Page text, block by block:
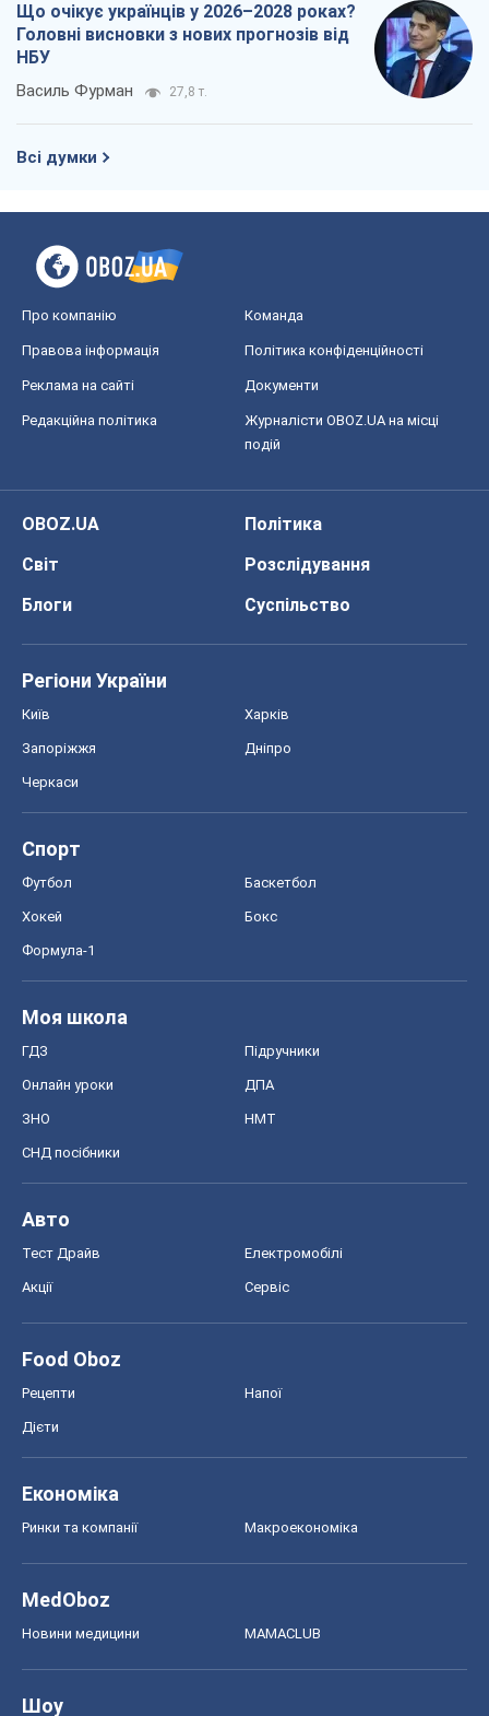
Що очікує українців у 2026–2028 роках?
Головні висновки з нових прогнозів від
НБУ
Василь Фурман 27,8 т.
Всі думки
Про компанію Команда
Правова інформація Політика конфіденційності
Реклама на сайті Документи
Редакційна політика
Журналісти OBOZ.UA на місці
подій
OBOZ.UA
Політика
Світ
Розслідування
Блоги
Суспільство
Регіони України
Київ Харків
Запоріжжя Дніпро
Черкаси
Спорт
Футбол Баскетбол
Хокей Бокс
Формула-1
Моя школа
ГДЗ Підручники
Онлайн уроки ДПА
ЗНО НМТ
СНД посібники
Авто
Тест Драйв Електромобілі
Акції Сервіс
Food Oboz
Рецепти Напої
Дієти
Економіка
Ринки та компанії Макроекономіка
MedOboz
Новини медицини MAMACLUB
Шоу